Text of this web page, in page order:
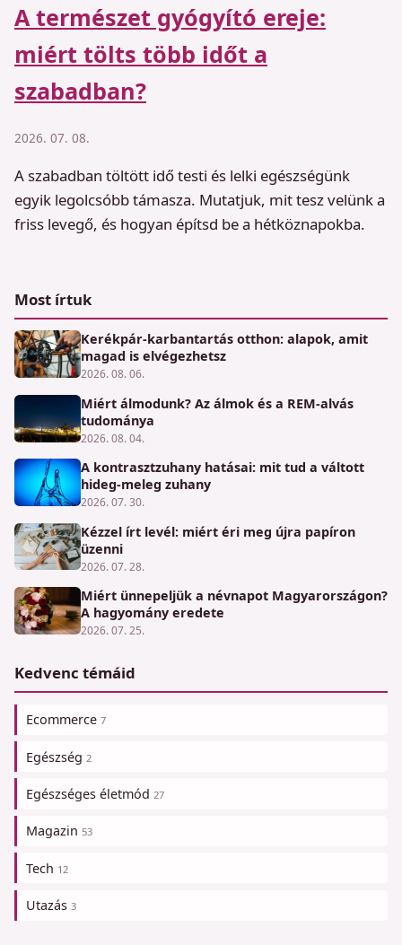
A természet gyógyító ereje:
miért tölts több időt a
szabadban?
2026. 07. 08.
A szabadban töltött idő testi és lelki egészségünk
egyik legolcsóbb támasza. Mutatjuk, mit tesz velünk a
friss levegő, és hogyan építsd be a hétköznapokba.
Most írtuk
Kerékpár-karbantartás otthon: alapok, amit
magad is elvégezhetsz
2026. 08. 06.
Miért álmodunk? Az álmok és a REM-alvás
tudománya
2026. 08. 04.
A kontrasztzuhany hatásai: mit tud a váltott
hideg-meleg zuhany
2026. 07. 30.
Kézzel írt levél: miért éri meg újra papíron
üzenni
2026. 07. 28.
Miért ünnepeljük a névnapot Magyarországon?
A hagyomány eredete
2026. 07. 25.
Kedvenc témáid
Ecommerce 7
Egészség 2
Egészséges életmód 27
Magazin 53
Tech 12
Utazás 3